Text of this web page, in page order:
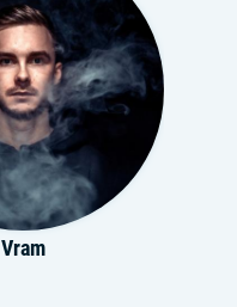
Vram